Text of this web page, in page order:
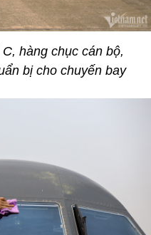
hàng chục cán bộ,
bị cho chuyến bay